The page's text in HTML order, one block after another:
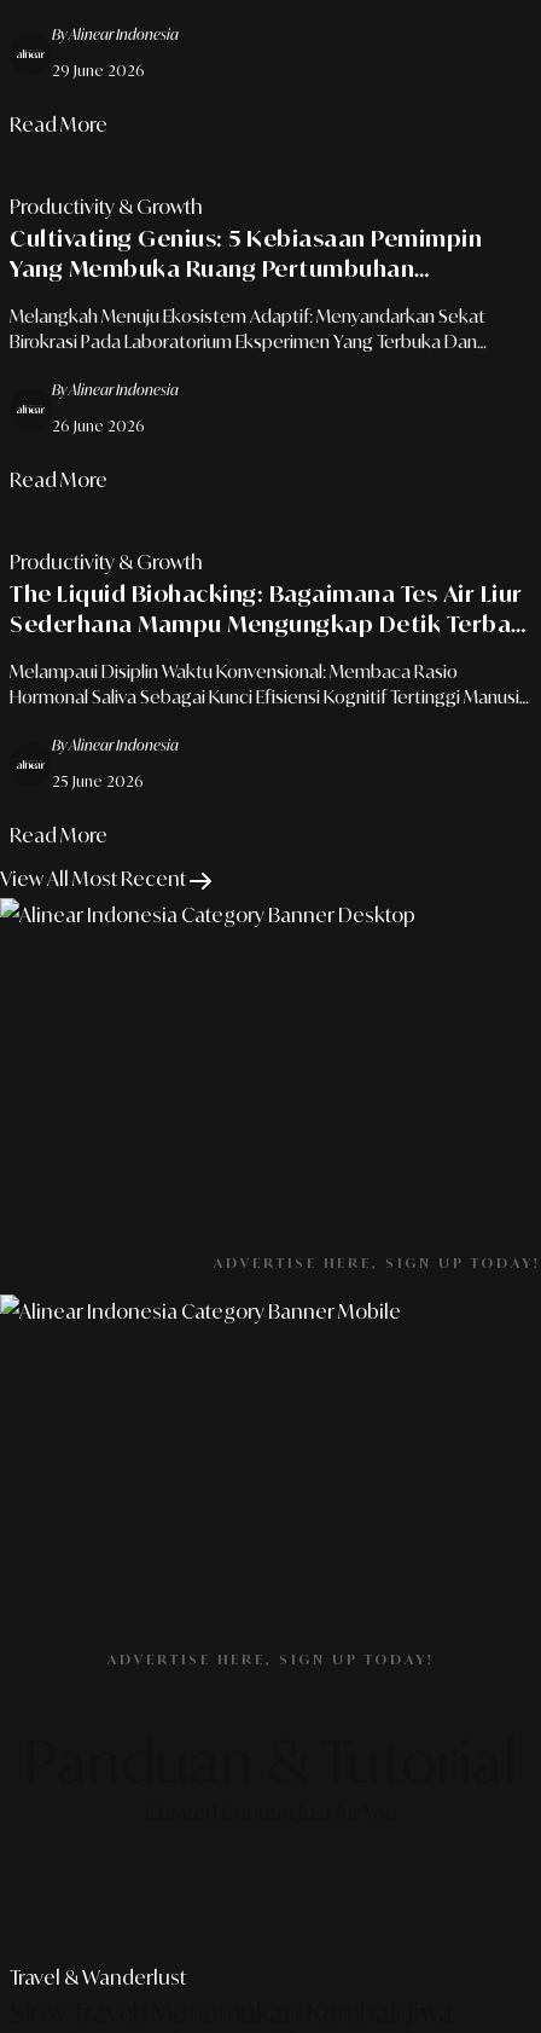
By Alinear Indonesia
29 June 2026
Read More
Productivity & Growth
Cultivating Genius: 5 Kebiasaan Pemimpin
Yang Membuka Ruang Pertumbuhan
Melangkah Menuju Ekosistem Adaptif: Menyandarkan Sekat
Birokrasi Pada Laboratorium Eksperimen Yang Terbuka Dan
By Alinear Indonesia
26 June 2026
Read More
Productivity & Growth
The Liquid Biohacking: Bagaimana Tes Air Liur
Sederhana Mampu Mengungkap Detik Terbaik
Melampaui Disiplin Waktu Konvensional: Membaca Rasio
Hormonal Saliva Sebagai Kunci Efisiensi Kognitif Tertinggi Manusia
By Alinear Indonesia
25 June 2026
Read More
View All Most Recent
ADVERTISE HERE, SIGN UP TODAY!
ADVERTISE HERE, SIGN UP TODAY!
Travel & Wanderlust